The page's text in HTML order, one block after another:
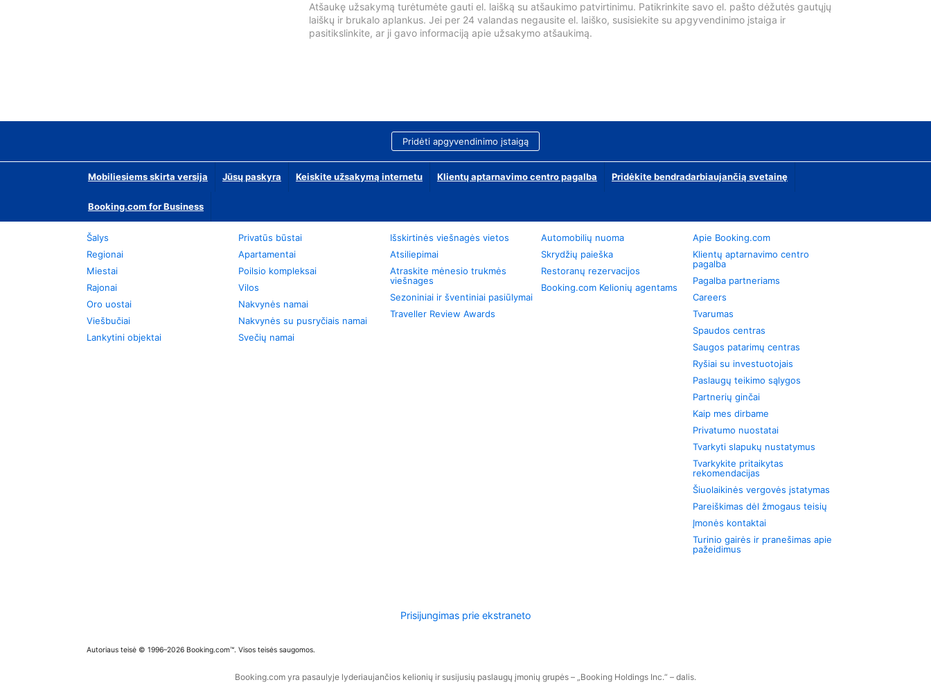
Atšaukę užsakymą turėtumėte gauti el. laišką su atšaukimo patvirtinimu. Patikrinkite savo el. pašto dėžutės gautųjų
laiškų ir brukalo aplankus. Jei per 24 valandas negausite el. laiško, susisiekite su apgyvendinimo įstaiga ir
pasitikslinkite, ar ji gavo informaciją apie užsakymo atšaukimą.
Pridėti apgyvendinimo įstaigą
Mobiliesiems skirta versija Jūsų paskyra Keiskite užsakymą internetu Klientų aptarnavimo centro pagalba Pridėkite bendradarbiaujančią svetainę
Booking.com for Business
Šalys
Regionai
Miestai
Rajonai
Oro uostai
Viešbučiai
Lankytini objektai
Privatūs būstai
Apartamentai
Poilsio kompleksai
Vilos
Nakvynės namai
Nakvynės su pusryčiais namai
Svečių namai
Išskirtinės viešnagės vietos
Atsiliepimai
Atraskite mėnesio trukmės
viešnages
Sezoniniai ir šventiniai pasiūlymai
Traveller Review Awards
Automobilių nuoma
Skrydžių paieška
Restoranų rezervacijos
Booking.com Kelionių agentams
Apie Booking.com
Klientų aptarnavimo centro
pagalba
Pagalba partneriams
Careers
Tvarumas
Spaudos centras
Saugos patarimų centras
Ryšiai su investuotojais
Paslaugų teikimo sąlygos
Partnerių ginčai
Kaip mes dirbame
Privatumo nuostatai
Tvarkyti slapukų nustatymus
Tvarkykite pritaikytas
rekomendacijas
Šiuolaikinės vergovės įstatymas
Pareiškimas dėl žmogaus teisių
Įmonės kontaktai
Turinio gairės ir pranešimas apie
pažeidimus
Prisijungimas prie ekstraneto
Autoriaus teisė © 1996–2026 Booking.com™. Visos teisės saugomos.
Booking.com yra pasaulyje lyderiaujančios kelionių ir susijusių paslaugų įmonių grupės – „Booking Holdings Inc.“ – dalis.